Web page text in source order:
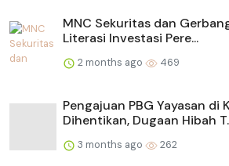
MNC Sekuritas dan
Literasi Investasi Pere...
2 months ago 469
Pengajuan PBG Yayasan di
Dihentikan, Dugaan Hibah
3 months ago 262